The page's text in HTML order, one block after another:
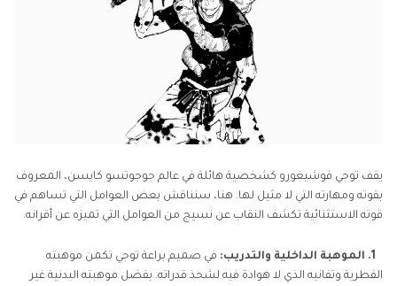
يقف توجي فوشيغورو كشخصية هائلة في عالم جوجوتسو كايسن، المعروف
بقوته ومهارته التي لا مثيل لها. هنا، سنناقش بعض العوامل التي تساهم في
قوته الاستثنائية تكشف النقاب عن نسيج من العوامل التي تميزه عن أقرانه.
1. الموهبة الداخلية والتدريب:
في صميم براعة توجي تكمن موهبته
الفطرية وتفانيه الذي لا هوادة فيه لشحذ قدراته. بفضل موهبته البدنية غير